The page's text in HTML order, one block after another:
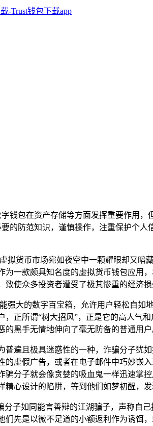
钱包在资产存储等方面发挥重要作用
的防范知识，谨慎操作，注重保护个
拟货币市场宛如夜空中一颗耀眼却又
一款颇具知名度的虚拟货币钱包应用
使众多投资者遭受了极其惨重的经济损
强大的数字百宝箱，允许用户轻松自
正所谓“树大招风”，正是它的高人气
黑手无情地伸向了毫无防备的普通用户
遍且极具迷惑性的一种，诈骗分子犹
虚假广告，或者在电子邮件中巧妙嵌
分子就会像贪婪的吸血鬼一样迅速掌
心设计的陷阱，等到他们如梦初醒，
子如同能言善辩的江湖骗子，声称自
先是以微不足道的小额返利作为诱饵